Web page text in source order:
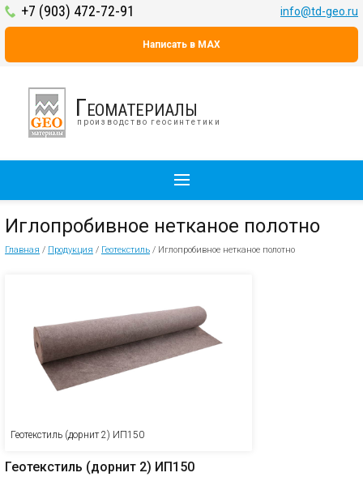
+7 (903) 472-72-91 info@td-geo.ru
Написать в MAX
Геоматериалы
производство геосинтетики
Иглопробивное нетканое полотно
Главная / Продукция / Геотекстиль / Иглопробивное нетканое полотно
Геотекстиль (дорнит 2) ИП150
Геотекстиль (дорнит 2) ИП150